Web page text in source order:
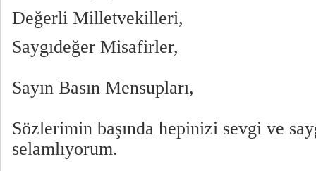
Değerli Milletvekilleri,
Saygıdeğer Misafirler,
Sayın Basın Mensupları,
Sözlerimin başında hepinizi sevgi ve
selamlıyorum.